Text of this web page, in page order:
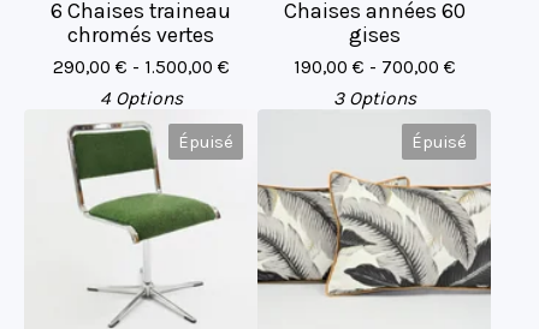
6 Chaises traineau
chromés vertes
290,00 € - 1.500,00 €
4 Options
Chaises années 60
gises
190,00 € - 700,00 €
3 Options
Épuisé
Épuisé